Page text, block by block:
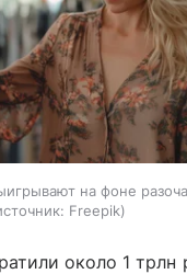
на фоне
Freepik
около 1 трлн